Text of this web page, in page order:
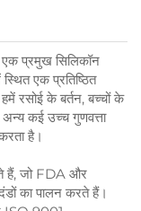
एक प्रमुख सिलिकॉन
एक प्रतिष्ठित
रसोई के बर्तन, बच्चों के
कई उच्च गुणवत्ता
है।
हैं, जो FDA और
का पालन करते हैं।